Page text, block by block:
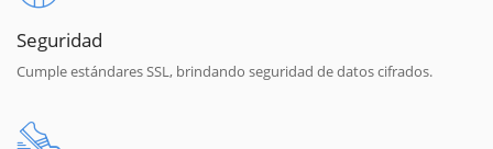
Seguridad
Cumple estándares SSL, brindando seguridad de datos cifrados.